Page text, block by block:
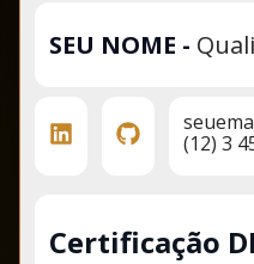
SEU NOME -
(12) 3
Certificação